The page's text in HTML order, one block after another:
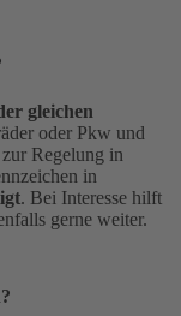
gleichen
oder Pkw und
Regelung in
in
. Bei Interesse hilft
gerne weiter.